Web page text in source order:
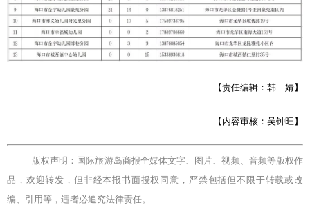
【责任编辑：韩 婧】
【内容审核：吴钟旺】
版权声明：国际旅游岛商报全媒体文字、图片、视频、音频等版权作
品，欢迎转发，但非经本报书面授权同意，严禁包括但不限于转载或改
编、引用等，违者必追究法律责任。